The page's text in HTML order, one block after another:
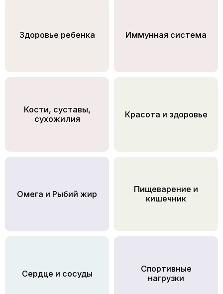
Здоровье ребенка Иммунная система
Кости, суставы,
сухожилия
Красота и здоровье
Омега и Рыбий жир
Пищеварение и
кишечник
Сердце и сосуды
Спортивные
нагрузки